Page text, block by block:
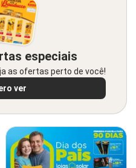
especiais
as ofertas perto de você!
ver